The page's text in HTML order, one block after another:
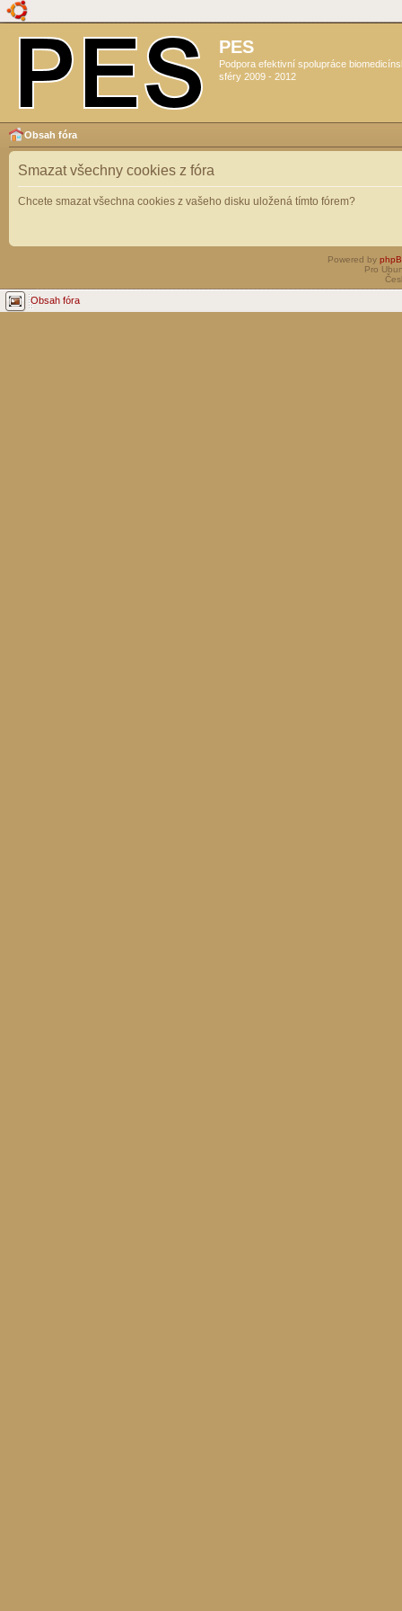
PES
Podpora efektivní spolupráce
sféry 2009 - 2012
Obsah fóra
Smazat všechny cookies z fóra
Chcete smazat všechna cookies z vašeho disku uložená tímto fórem?
Powered by
Pro
Obsah fóra